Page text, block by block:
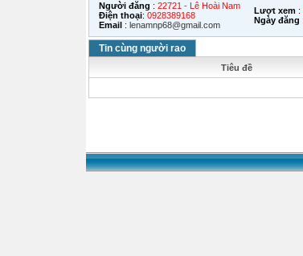
Người đăng : 22721 - Lê Hoài Nam
Điện thoại: 0928389168
Email: lenamnp68@gmail.com
Lượt xem:
Ngày đăng
Tin cùng người rao
Tiêu đề